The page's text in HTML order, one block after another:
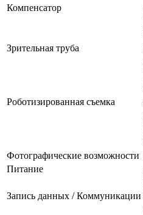
Компенсатор
Зрительная труба
Роботизированная съемка
Фотографические возможности
Питание
Запись данных / Коммуникации